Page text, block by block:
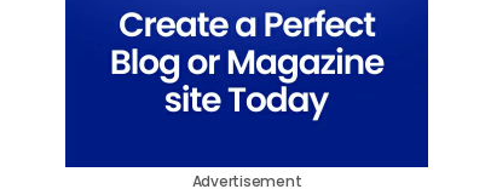
Advertisement